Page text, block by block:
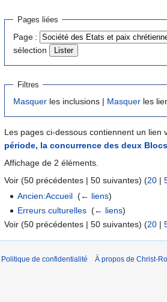
Aller
navigation
Aller
recherche
Pages liées
Page :
sélection
Filtres
Masquer les inclusions | Masquer les
Les pages ci-dessous contiennent un lien
période, la concurrence des deux
Affichage de 2 éléments.
Voir (50 précédentes | 50 suivantes) (20 |
Ancien:Accueil ‎(← liens)
Erreurs culturelles ‎(← liens)
Voir (50 précédentes | 50 suivantes) (20 |
Politique de confidentialité À propos de Christ-